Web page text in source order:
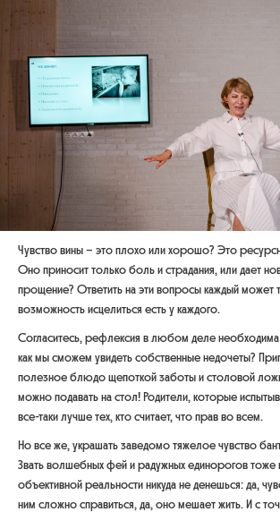
Чувство вины – это плохо или хорошо? Это
Оно приносит только боль и страдания, или дает
прощение? Ответить на эти вопросы каждый может
возможность исцелиться есть у каждого.
Согласитесь, рефлексия в любом деле необходима
как мы сможем увидеть собственные недочеты?
полезное блюдо щепоткой заботы и столовой
можно подавать на стол! Родители, которые
все-таки лучше тех, кто считает, что прав во всем.
Но все же, украшать заведомо тяжелое чувство
Звать волшебных фей и радужных единорогов тоже
объективной реальности никуда не денешься: да,
ним сложно справиться, да, оно мешает жить. И с